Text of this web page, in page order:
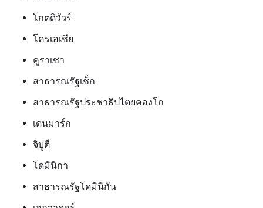
โกตดิวัวร์
โครเอเชีย
คูราเซา
สาธารณรัฐเช็ก
สาธารณรัฐประชาธิปไตยคองโก
เดนมาร์ก
จิบูตี
โดมินิกา
สาธารณรัฐโดมินิกัน